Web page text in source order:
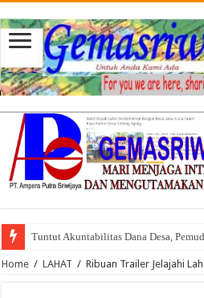
Tuntut Akuntabilitas Dana Desa,
Home / LAHAT / Ribuan Trailer Jelajahi